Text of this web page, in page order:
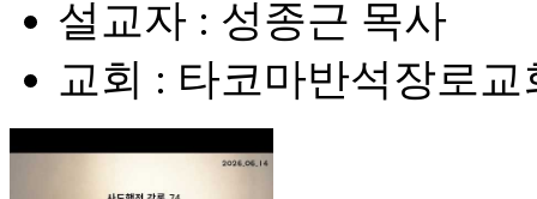
설교자 : 성종근 목사
교회 : 타코마반석장로교